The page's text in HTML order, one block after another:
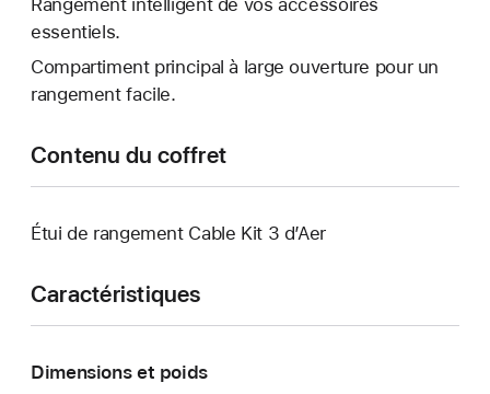
Rangement intelligent de vos accessoires
essentiels.
Compartiment principal à large ouverture pour un
rangement facile.
Contenu du coffret
Étui de rangement Cable Kit 3 d’Aer
Caractéristiques
Dimensions et poids